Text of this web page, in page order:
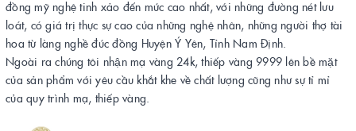
đồng mỹ nghệ tinh xảo đến mức cao nhất, với những đường nét lưu
loát, có giá trị thực sự cao của những nghệ nhân, những người thợ tài
hoa từ làng nghề đúc đồng Huyện Ý Yên, Tỉnh Nam Định.
Ngoài ra chúng tôi nhận mạ vàng 24k, thiếp vàng 9999 lên bề mặt
của sản phẩm với yêu cầu khắt khe về chất lượng cũng như sự tỉ mỉ
của quy trình mạ, thiếp vàng.